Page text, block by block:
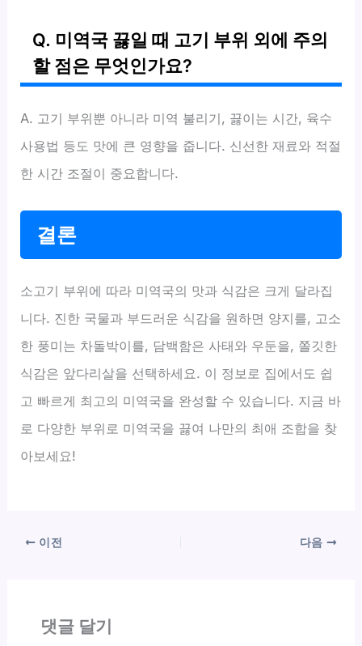
Q. 미역국 끓일 때 고기 부위 외에 주의
할 점은 무엇인가요?
A. 고기 부위뿐 아니라 미역 불리기, 끓이는 시간, 육수
사용법 등도 맛에 큰 영향을 줍니다. 신선한 재료와 적절
한 시간 조절이 중요합니다.
결론
소고기 부위에 따라 미역국의 맛과 식감은 크게 달라집
니다. 진한 국물과 부드러운 식감을 원하면 양지를, 고소
한 풍미는 차돌박이를, 담백함은 사태와 우둔을, 쫄깃한
식감은 앞다리살을 선택하세요. 이 정보로 집에서도 쉽
고 빠르게 최고의 미역국을 완성할 수 있습니다. 지금 바
로 다양한 부위로 미역국을 끓여 나만의 최애 조합을 찾
아보세요!
이전 다음
댓글 달기